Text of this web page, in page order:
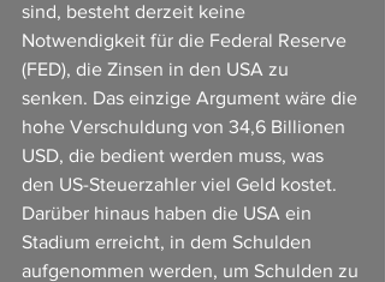
sind, besteht derzeit keine
Notwendigkeit für die Federal Reserve
(FED), die Zinsen in den USA zu
senken. Das einzige Argument wäre die
hohe Verschuldung von 34,6 Billionen
USD, die bedient werden muss, was
den US-Steuerzahler viel Geld kostet.
Darüber hinaus haben die USA ein
Stadium erreicht, in dem Schulden
aufgenommen werden, um Schulden zu